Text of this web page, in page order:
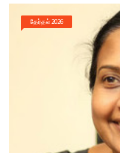
தேர்தல் 2026